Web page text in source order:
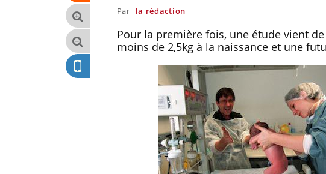
Par la rédaction
Pour la première fois, une étude vient
moins de 2,5kg à la naissance et une